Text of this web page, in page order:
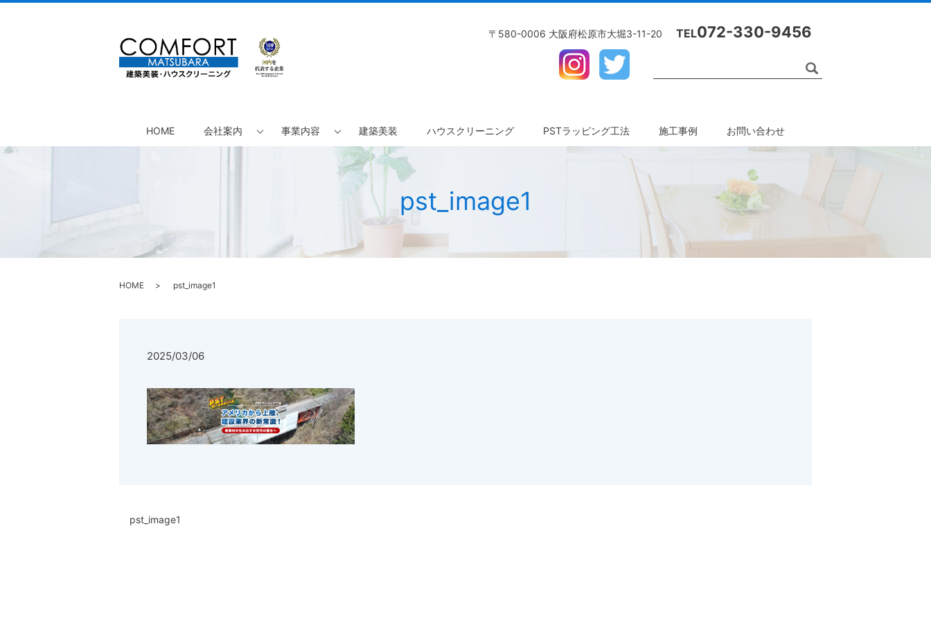
〒580-0006 大阪府松原市大堀3-11-20 TEL072-330-9456
HOME 会社案内 事業内容 建築美装 ハウスクリーニング PSTラッピング工法 施工事例 お問い合わせ
pst_image1
HOME pst_image1
2025/03/06
pst_image1